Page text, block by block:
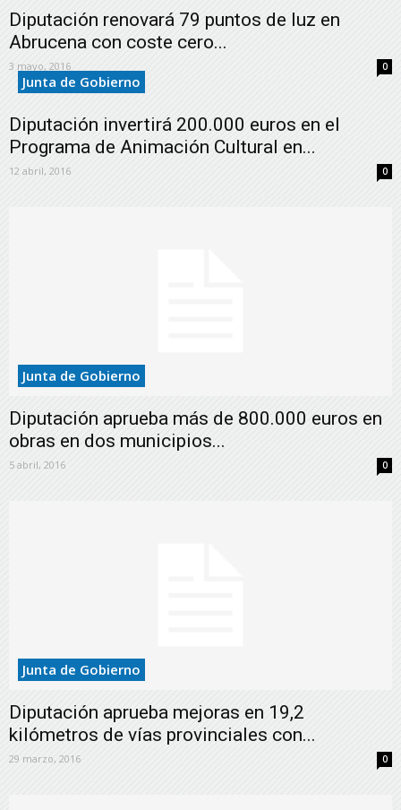
Diputación renovará 79 puntos de luz en
Abrucena con coste cero...
3 mayo, 2016 0
Junta de Gobierno
Diputación invertirá 200.000 euros en el
Programa de Animación Cultural en...
12 abril, 2016 0
Junta de Gobierno
Diputación aprueba más de 800.000 euros en
obras en dos municipios...
5 abril, 2016 0
Junta de Gobierno
Diputación aprueba mejoras en 19,2
kilómetros de vías provinciales con...
29 marzo, 2016 0